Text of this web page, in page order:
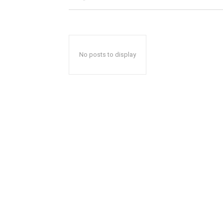
No posts to display